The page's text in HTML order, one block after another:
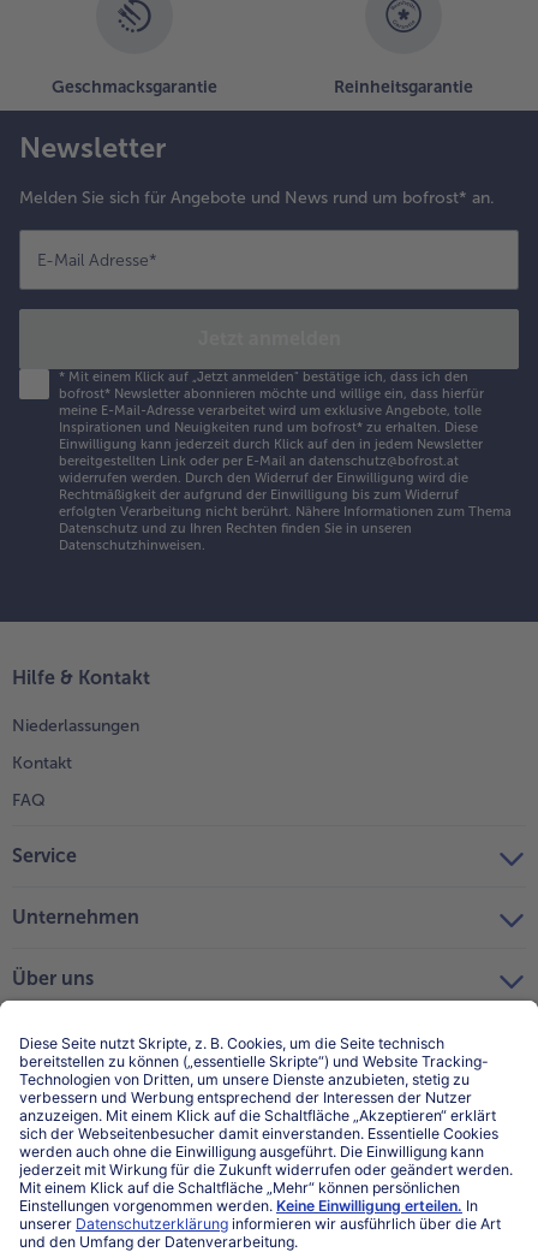
Geschmacksgarantie Reinheitsgarantie
Newsletter
Melden Sie sich für Angebote und News rund um bofrost* an.
E-Mail Adresse*
* Mit einem Klick auf „Jetzt anmelden" bestätige ich, dass ich den
bofrost* Newsletter abonnieren möchte und willige ein, dass hierfür
meine E-Mail-Adresse verarbeitet wird um exklusive Angebote, tolle
Inspirationen und Neuigkeiten rund um bofrost* zu erhalten. Diese
Einwilligung kann jederzeit durch Klick auf den in jedem Newsletter
bereitgestellten Link oder per E-Mail an datenschutz@bofrost.at
widerrufen werden. Durch den Widerruf der Einwilligung wird die
Rechtmäßigkeit der aufgrund der Einwilligung bis zum Widerruf
erfolgten Verarbeitung nicht berührt. Nähere Informationen zum Thema
Datenschutz und zu Ihren Rechten finden Sie in unseren
Datenschutzhinweisen.
Hilfe & Kontakt
Niederlassungen
Kontakt
FAQ
Service
Unternehmen
Über uns